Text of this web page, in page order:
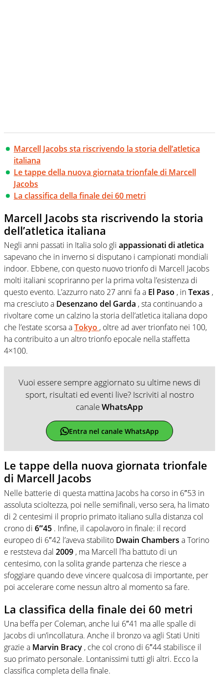
Marcell Jacobs sta riscrivendo la storia dell’atletica
italiana
Le tappe della nuova giornata trionfale di Marcell
Jacobs
La classifica della finale dei 60 metri
Marcell Jacobs sta riscrivendo la storia
dell’atletica italiana
Negli anni passati in Italia solo gli appassionati di atletica
sapevano che in inverno si disputano i campionati mondiali
indoor. Ebbene, con questo nuovo trionfo di Marcell Jacobs
molti italiani scopriranno per la prima volta l’esistenza di
questo evento. L’azzurro nato 27 anni fa a El Paso , inTexas ,
ma cresciuto a Desenzano del Garda , sta continuando a
rivoltare come un calzino la storia dell’atletica italiana dopo
che l’estate scorsa aTokyo , oltre ad aver trionfato nei 100,
ha contribuito a un altro trionfo epocale nella staffetta
4×100.
Vuoi essere sempre aggiornato su ultime news di
sport, risultati ed eventi live? Iscriviti al nostro
canaleWhatsApp
Entra nel canale WhatsApp
Le tappe della nuova giornata trionfale
di Marcell Jacobs
Nelle batterie di questa mattina Jacobs ha corso in 6″53 in
assoluta scioltezza, poi nelle semifinali, verso sera, ha limato
di 2 centesimi il proprio primato italiano sulla distanza col
crono di 6″45 . Infine, il capolavoro in finale: il record
europeo di 6″42 l’aveva stabilito Dwain Chambers a Torino
e reststeva dal 2009 , ma Marcell l’ha battuto di un
centesimo, con la solita grande partenza che riesce a
sfoggiare quando deve vincere qualcosa di importante, per
poi accelerare come nessun altro al momento sa fare.
La classifica della finale dei 60 metri
Una beffa per Coleman, anche lui 6″41 ma alle spalle di
Jacobs di un’incollatura. Anche il bronzo va agli Stati Uniti
grazie a Marvin Bracy, che col crono di 6″44 stabilisce il
suo primato personale. Lontanissimi tutti gli altri. Ecco la
classifica completa della finale.